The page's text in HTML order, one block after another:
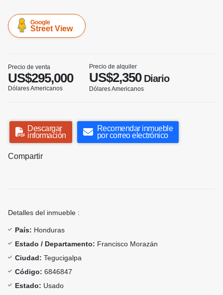
Google
Street View
Precio de venta
US$295,000
Dólares Americanos
Precio de alquiler
US$2,350Diario
Dólares Americanos
Descargar
información
Recomendar inmueble
por correo electrónico
Compartir
Detalles del inmueble :
País: Honduras
Estado / Departamento: Francisco Morazán
Ciudad: Tegucigalpa
Código: 6846847
Estado: Usado